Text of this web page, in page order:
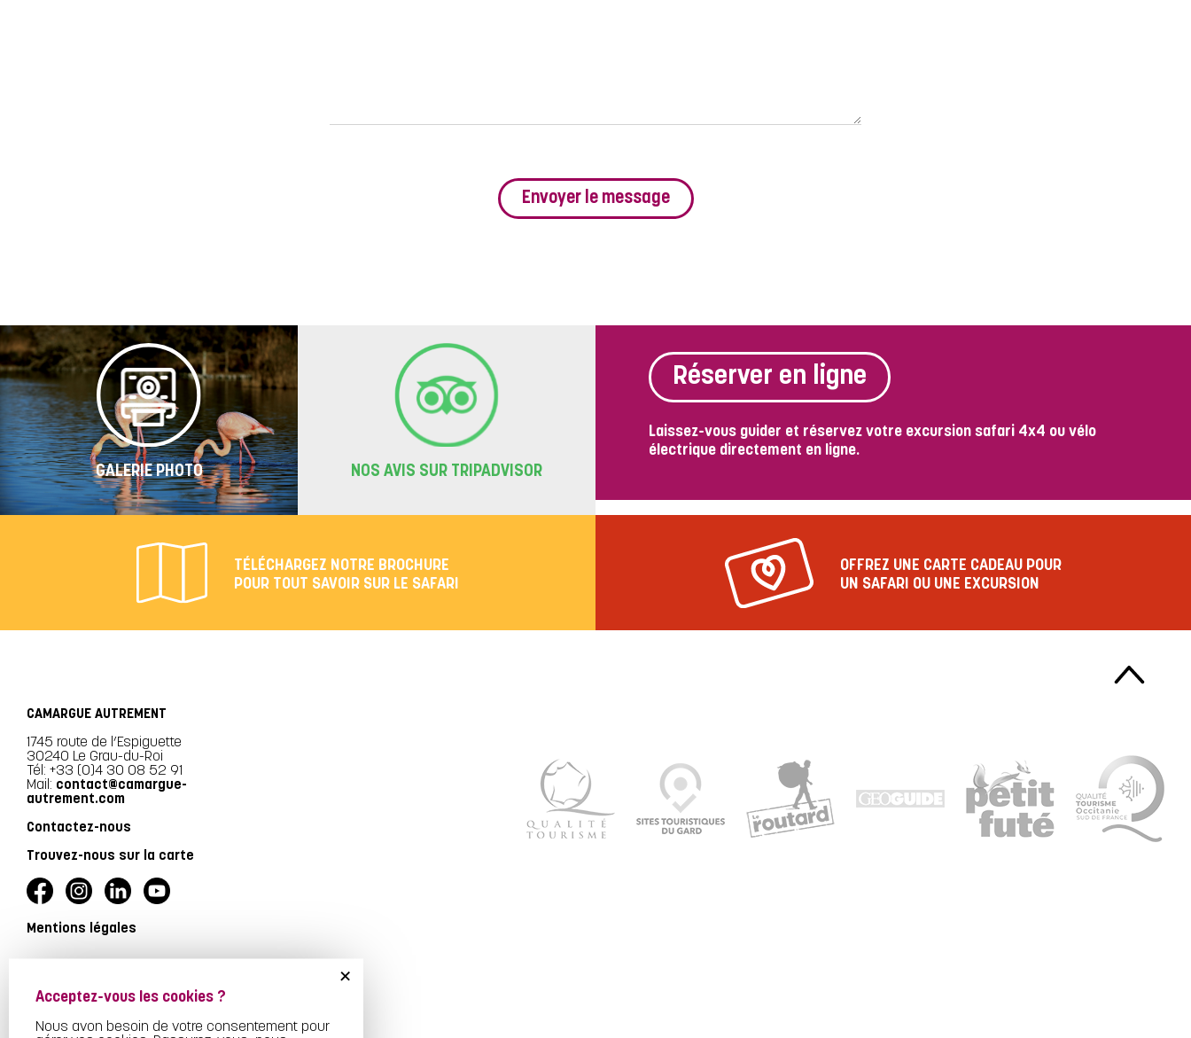
Envoyer le message
GALERIE PHOTO NOS AVIS SUR TRIPADVISOR
Réserver en ligne
Laissez-vous guider et réservez votre excursion safari 4x4 ou vélo
électrique directement en ligne.
TÉLÉCHARGEZ NOTRE BROCHURE
POUR TOUT SAVOIR SUR LE SAFARI
OFFREZ UNE CARTE CADEAU POUR
UN SAFARI OU UNE EXCURSION
CAMARGUE AUTREMENT
1745 route de l’Espiguette
30240 Le Grau-du-Roi
Tél: +33 (0)4 30 08 52 91
Mail: contact@camargue-
autrement.com
Contactez-nous
Trouvez-nous sur la carte
Mentions légales
+
Acceptez-vous les cookies ?
Nous avon besoin de votre consentement pour